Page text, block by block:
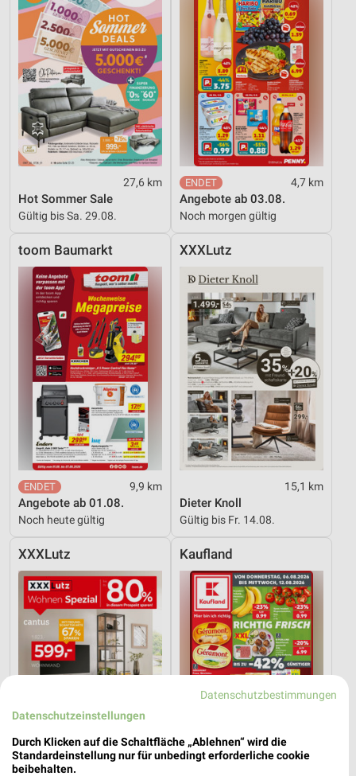
27,6 km
Hot Sommer Sale
Gültig bis Sa. 29.08.
4,7 km
Angebote ab 03.08.
Noch morgen gültig
toom Baumarkt
9,9 km
Angebote ab 01.08.
Noch heute gültig
XXXLutz
15,1 km
Dieter Knoll
Gültig bis Fr. 14.08.
XXXLutz Kaufland
Datenschutzbestimmungen
Datenschutzeinstellungen
Durch Klicken auf die Schaltfläche „Ablehnen“ wird die
Standardeinstellung nur für unbedingt erforderliche cookie
beibehalten.